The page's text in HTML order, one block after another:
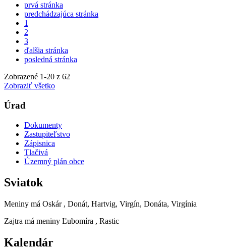
prvá stránka
predchádzajúca stránka
1
2
3
ďalšia stránka
posledná stránka
Zobrazené 1-20 z 62
Zobraziť všetko
Úrad
Dokumenty
Zastupiteľstvo
Zápisnica
Tlačivá
Územný plán obce
Sviatok
Meniny má Oskár , Donát, Hartvig, Virgín, Donáta, Virgínia
Zajtra má meniny Ľubomíra , Rastic
Kalendár